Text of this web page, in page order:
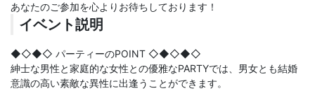
あなたのご参加を心よりお待ちしております！
イベント説明
◆◇◆◇ パーティーのPOINT ◇◆◇◆◇
紳士な男性と家庭的な女性との優雅なPARTYでは、男女とも結婚
意識の高い素敵な異性に出逢うことができます。